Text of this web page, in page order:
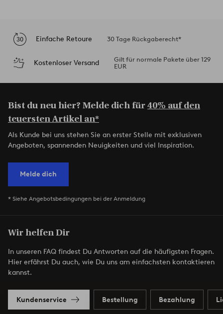
Einfache Retoure 30 Tage Rückgaberecht*
Kostenloser Versand
Gilt für normale Pakete über 129
EUR
Bist du neu hier? Melde dich für40% auf den
teuersten Artikel an*
Als Kunde bei uns stehen Sie an erster Stelle mit exklusiven
Angeboten, spannenden Neuigkeiten und viel Inspiration.
Melde dich
* Siehe Angebotsbedingungen bei der Anmeldung
Wir helfen Dir
In unseren FAQ findest Du Antworten auf die häufigsten Fragen.
Hier erfährst Du auch, wie Du uns am einfachsten kontaktieren
kannst.
Kundenservice Bestellung Bezahlung